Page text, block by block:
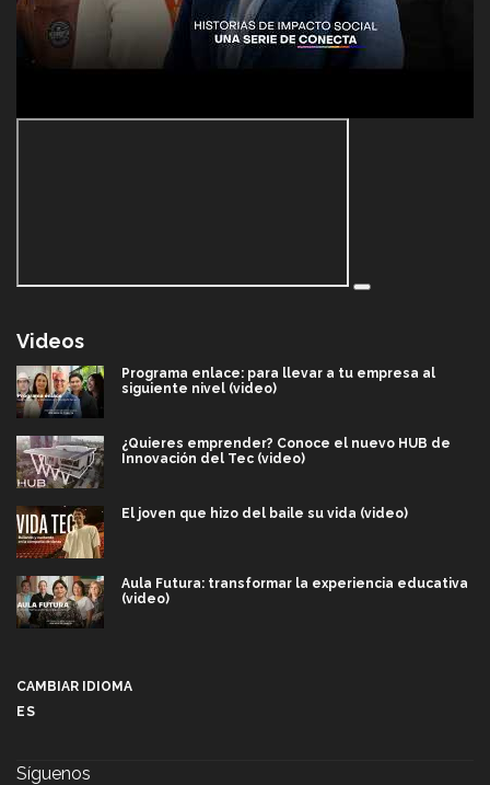
Videos
Programa enlace: para llevar a tu empresa al
siguiente nivel (video)
¿Quieres emprender? Conoce el nuevo HUB de
Innovación del Tec (video)
El joven que hizo del baile su vida (video)
Aula Futura: transformar la experiencia educativa
(video)
CAMBIAR IDIOMA
ES
Síguenos